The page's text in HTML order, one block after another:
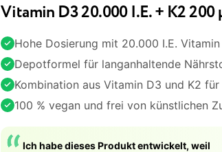
Vitamin D3 20.000 I.E. + K2 200
Hohe Dosierung mit 20.000 I.E.
Depotformel für langanhaltende
Kombination aus Vitamin D3 und K2
100 % vegan und frei von künstlichen
Ich habe dieses Produkt entwickelt, weil